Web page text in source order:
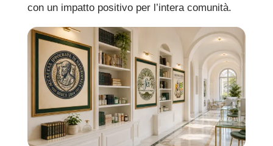
con un impatto positivo per l’intera comunità.